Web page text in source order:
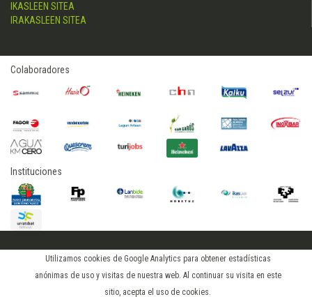
Utilizamos cookies de Google Analytics para obtener estadísticas
anónimas de uso y visitas de nuestra web. Al continuar su visita en este
sitio, acepta el uso de cookies.
IKASLEEN SITEA
IRAKASLEEN SITEA
Colaboradores
Instituciones
2015 © hostelerialeioa
Log in